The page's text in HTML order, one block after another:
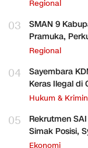
Regional
03
SMAN 9
Pramuka,
Regional
04
Sayembara
Keras Ilegal di
Hukum &
05
Rekrutmen
Simak Posisi,